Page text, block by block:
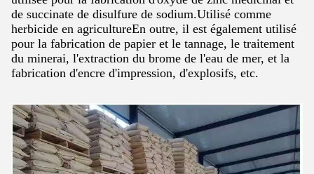
de succinate de disulfure de sodium.Utilisé comme
herbicide en agricultureEn outre, il est également utilisé
pour la fabrication de papier et le tannage, le traitement
du minerai, l'extraction du brome de l'eau de mer, et la
fabrication d'encre d'impression, d'explosifs, etc.